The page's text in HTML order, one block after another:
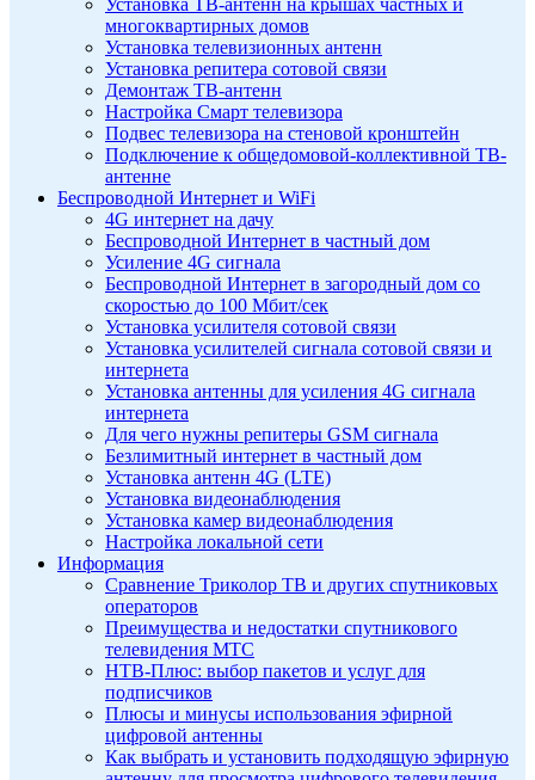
многоквартирных домов
Установка телевизионных антенн
Установка репитера сотовой связи
Демонтаж ТВ-антенн
Настройка Смарт телевизора
Подвес телевизора на стеновой кронштейн
Подключение к общедомовой-коллективной ТВ-
антенне
Беспроводной Интернет и WiFi
4G интернет на дачу
Беспроводной Интернет в частный дом
Усиление 4G сигнала
Беспроводной Интернет в загородный дом со
скоростью до 100 Мбит/сек
Установка усилителя сотовой связи
Установка усилителей сигнала сотовой связи и
интернета
Установка антенны для усиления 4G сигнала
интернета
Для чего нужны репитеры GSM сигнала
Безлимитный интернет в частный дом
Установка антенн 4G (LTE)
Установка видеонаблюдения
Установка камер видеонаблюдения
Настройка локальной сети
Информация
Сравнение Триколор ТВ и других спутниковых
операторов
Преимущества и недостатки спутникового
телевидения МТС
НТВ-Плюс: выбор пакетов и услуг для
подписчиков
Плюсы и минусы использования эфирной
цифровой антенны
Как выбрать и установить подходящую эфирную